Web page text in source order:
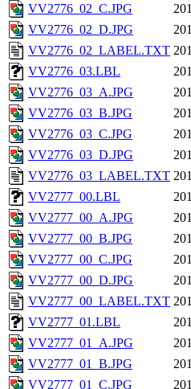
VV2776_02_C.JPG
VV2776_02_D.JPG
VV2776_02_LABEL.TXT
VV2776_03.LBL
VV2776_03_A.JPG
VV2776_03_B.JPG
VV2776_03_C.JPG
VV2776_03_D.JPG
VV2776_03_LABEL.TXT
VV2777_00.LBL
VV2777_00_A.JPG
VV2777_00_B.JPG
VV2777_00_C.JPG
VV2777_00_D.JPG
VV2777_00_LABEL.TXT
VV2777_01.LBL
VV2777_01_A.JPG
VV2777_01_B.JPG
VV2777_01_C.JPG